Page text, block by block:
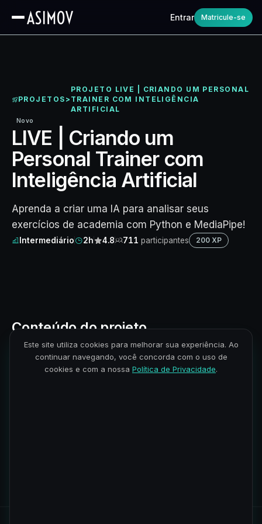
Entrar Matricule-se
PROJETOS >
PROJETO LIVE | CRIANDO UM PERSONAL
TRAINER COM INTELIGÊNCIA
ARTIFICIAL
Novo
LIVE | Criando um
Personal Trainer com
Inteligência Artificial
Aprenda a criar uma IA para analisar seus
exercícios de academia com Python e MediaPipe!
Intermediário 2h 4.8 711 participantes 200 XP
Conteúdo do projeto
Live completa 1 aula · 4h
Este site utiliza cookies para melhorar sua experiência. Ao
continuar navegando, você concorda com o uso de
cookies e com a nossa Política de Privacidade.